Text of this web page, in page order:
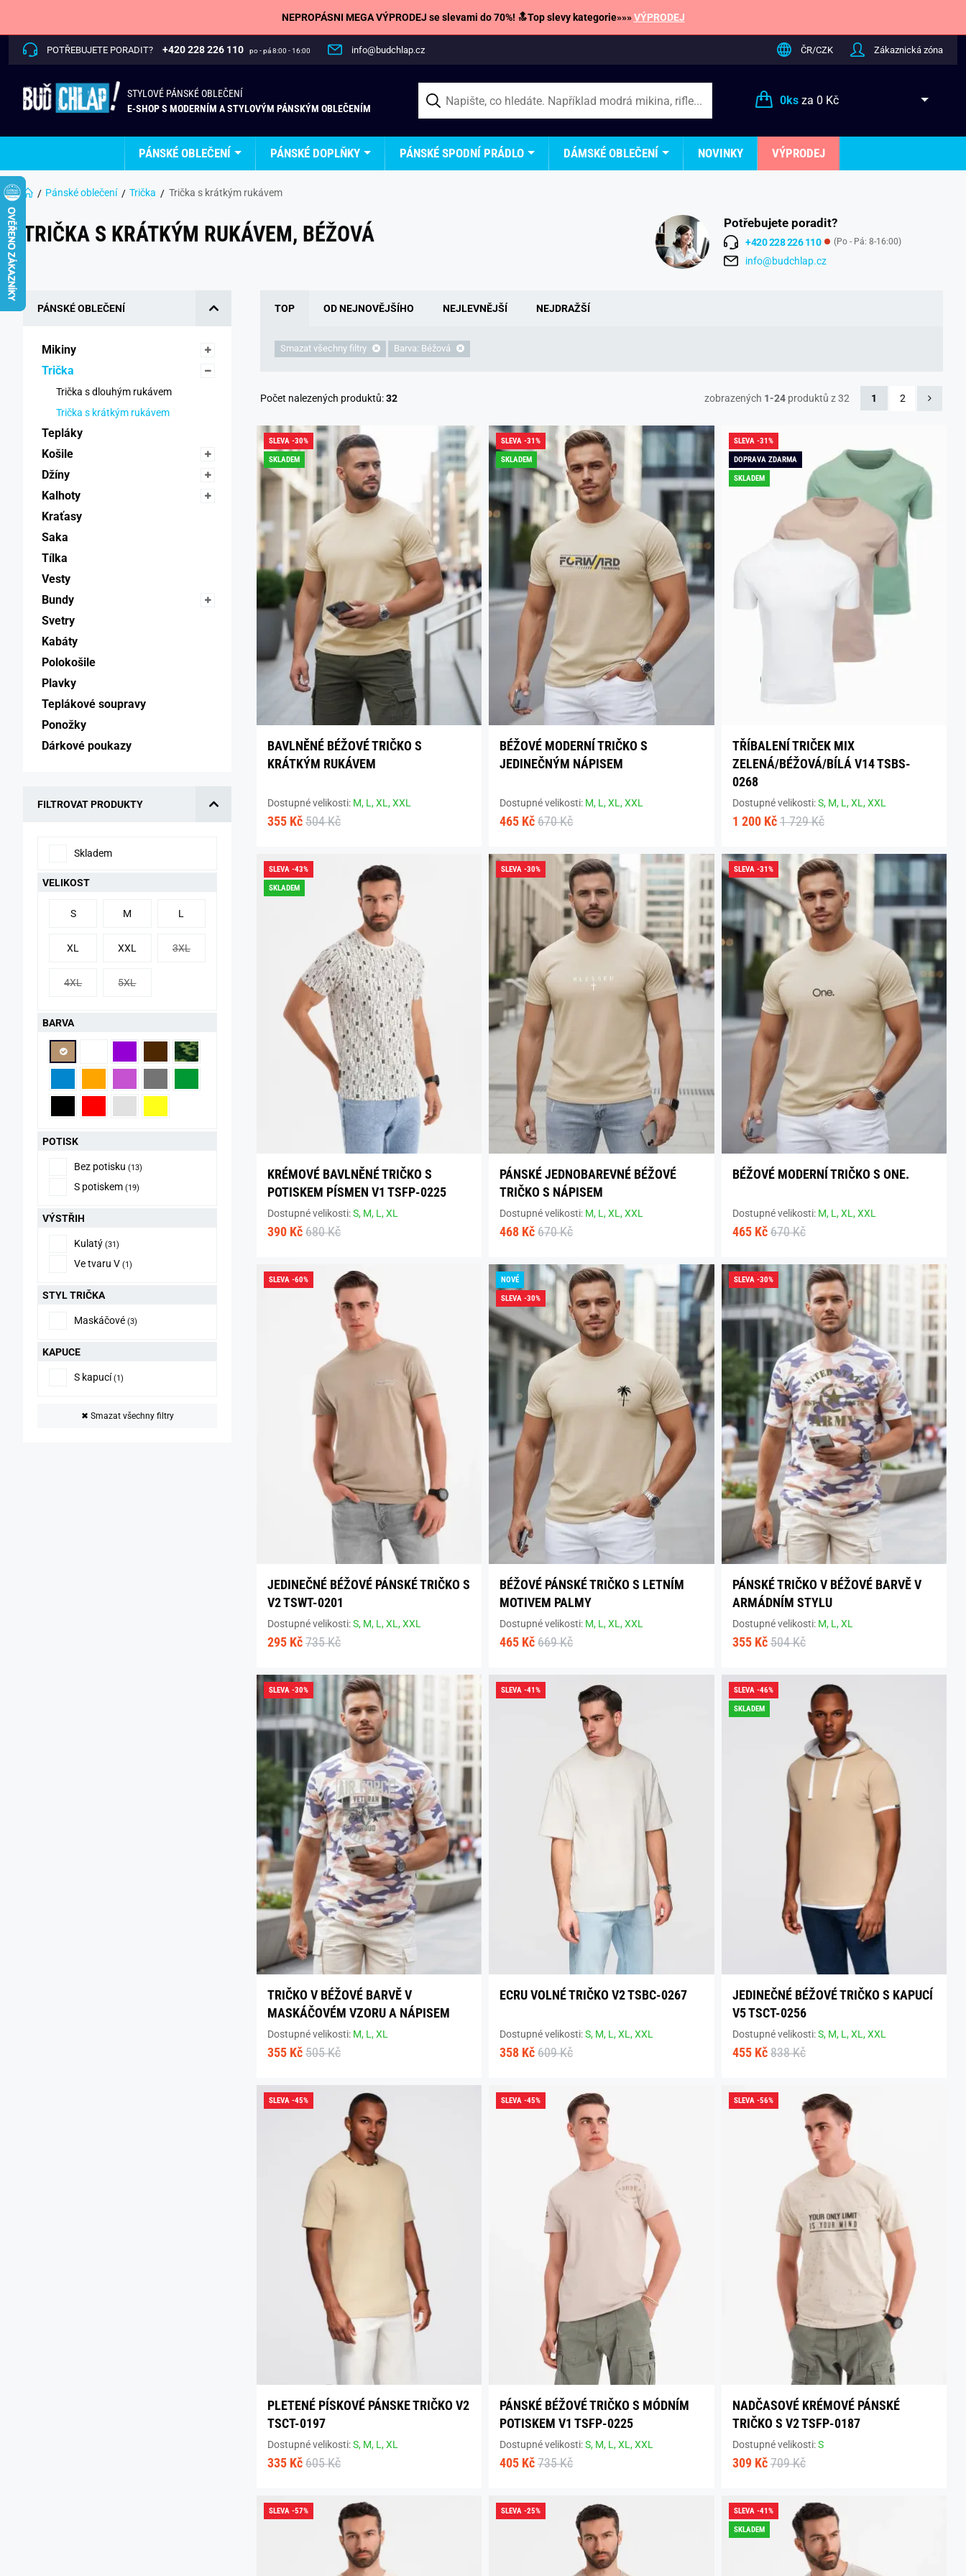
NEPROPÁSNI MEGA VÝPRODEJ se slevami do 70%! 🔝Top slevy kategorie»»»VÝPRODEJ
POTŘEBUJETE PORADIT? +420 228 226 110 po - pá 8:00 - 16:00 info@budchlap.cz ČR/CZK Zákaznická zóna
STYLOVÉ PÁNSKÉ OBLEČENÍ
E-SHOP S MODERNÍM A STYLOVÝM PÁNSKÝM OBLEČENÍM
0ksza 0 Kč
PÁNSKÉ OBLEČENÍ PÁNSKÉ DOPLŇKY PÁNSKÉ SPODNÍ PRÁDLO DÁMSKÉ OBLEČENÍ NOVINKY VÝPRODEJ
Pánské oblečení Trička Trička s krátkým rukávem
TRIČKA S KRÁTKÝM RUKÁVEM, BÉŽOVÁ Potřebujete poradit?
+420 228 226 110 (Po - Pá: 8-16:00)
info@budchlap.cz
PÁNSKÉ OBLEČENÍ
Mikiny
Trička
Trička s dlouhým rukávem
Trička s krátkým rukávem
Tepláky
Košile
Džíny
Kalhoty
Kraťasy
Saka
Tílka
Vesty
Bundy
Svetry
Kabáty
Polokošile
Plavky
Teplákové soupravy
Ponožky
Dárkové poukazy
FILTROVAT PRODUKTY
Skladem
VELIKOST
S M L
XL XXL 3XL
4XL 5XL
BARVA
POTISK
Bez potisku (13)
S potiskem (19)
VÝSTŘIH
Kulatý (31)
Ve tvaru V (1)
STYL TRIČKA
Maskáčové (3)
KAPUCE
S kapucí (1)
✖ Smazat všechny filtry
TOP OD NEJNOVĚJŠÍHO NEJLEVNĚJŠÍ NEJDRAŽŠÍ
Smazat všechny filtry Barva: Béžová
Počet nalezených produktů:32 zobrazených 1-24 produktů z 32 1 2
SLEVA -30%
SKLADEM
BAVLNĚNÉ BÉŽOVÉ TRIČKO S
KRÁTKÝM RUKÁVEM
Dostupné velikosti: M, L,XL,XXL
355 Kč 504 Kč
SLEVA -31%
SKLADEM
BÉŽOVÉ MODERNÍ TRIČKO S
JEDINEČNÝM NÁPISEM
Dostupné velikosti: M, L,XL,XXL
465 Kč 670 Kč
SLEVA -31%
DOPRAVA ZDARMA
SKLADEM
TŘÍBALENÍ TRIČEK MIX
ZELENÁ/BÉŽOVÁ/BÍLÁ V14 TSBS-
0268
Dostupné velikosti:S, M, L,XL,XXL
1 200 Kč 1 729 Kč
SLEVA -43%
SKLADEM
KRÉMOVÉ BAVLNĚNÉ TRIČKO S
POTISKEM PÍSMEN V1 TSFP-0225
Dostupné velikosti:S, M, L,XL
390 Kč 680 Kč
SLEVA -30%
PÁNSKÉ JEDNOBAREVNÉ BÉŽOVÉ
TRIČKO S NÁPISEM
Dostupné velikosti: M, L,XL,XXL
468 Kč 670 Kč
SLEVA -31%
BÉŽOVÉ MODERNÍ TRIČKO S ONE.
Dostupné velikosti: M, L,XL,XXL
465 Kč 670 Kč
SLEVA -60%
JEDINEČNÉ BÉŽOVÉ PÁNSKÉ TRIČKO S
V2 TSWT-0201
Dostupné velikosti:S, M, L,XL,XXL
295 Kč 735 Kč
NOVÉ
SLEVA -30%
BÉŽOVÉ PÁNSKÉ TRIČKO S LETNÍM
MOTIVEM PALMY
Dostupné velikosti: M, L,XL,XXL
465 Kč 669 Kč
SLEVA -30%
PÁNSKÉ TRIČKO V BÉŽOVÉ BARVĚ V
ARMÁDNÍM STYLU
Dostupné velikosti: M, L,XL
355 Kč 504 Kč
SLEVA -30%
TRIČKO V BÉŽOVÉ BARVĚ V
MASKÁČOVÉM VZORU A NÁPISEM
Dostupné velikosti: M, L,XL
355 Kč 505 Kč
SLEVA -41%
ECRU VOLNÉ TRIČKO V2 TSBC-0267
Dostupné velikosti:S, M, L,XL,XXL
358 Kč 609 Kč
SLEVA -46%
SKLADEM
JEDINEČNÉ BÉŽOVÉ TRIČKO S KAPUCÍ
V5 TSCT-0256
Dostupné velikosti:S, M, L,XL,XXL
455 Kč 838 Kč
SLEVA -45%
PLETENÉ PÍSKOVÉ PÁNSKE TRIČKO V2
TSCT-0197
Dostupné velikosti:S, M, L,XL
335 Kč 605 Kč
SLEVA -45%
PÁNSKÉ BÉŽOVÉ TRIČKO S MÓDNÍM
POTISKEM V1 TSFP-0225
Dostupné velikosti:S, M, L,XL,XXL
405 Kč 735 Kč
SLEVA -56%
NADČASOVÉ KRÉMOVÉ PÁNSKÉ
TRIČKO S V2 TSFP-0187
Dostupné velikosti:S
309 Kč 709 Kč
SLEVA -57% SLEVA -25%
SLEVA -41%
SKLADEM